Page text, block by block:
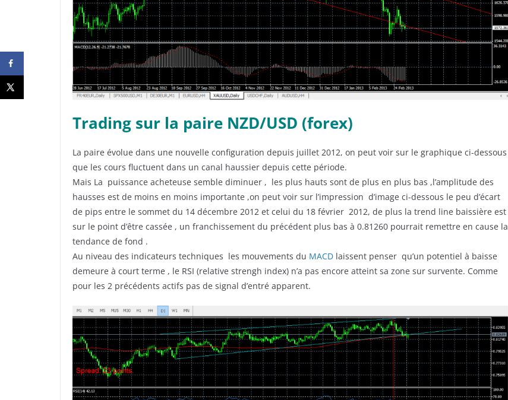
Trading sur la paire NZD/USD (forex)
La paire évolue dans une nouvelle configuration depuis juillet 2012, on peut voir sur le graphique ci-dessous
que les cours fluctuent dans un canal haussier depuis cette période.
Mais La puissance acheteuse semble diminuer , les plus hauts sont de plus en plus bas ,l’amplitude des
hausses est de moins en moins importante ,on peut voir sur l’impression d’image ci-dessous le peu d’écart
de pips entre le sommet du 14 décembre 2012 et celui du 18 février 2012, de plus la trend line baissière est
sur le point d’être cassée , un franchissement du précédent plus bas à 0.81260 pourrait remettre en cause la
tendance de fond .
Au niveau des indicateurs techniques les mouvements du MACD laissent penser qu’un potentiel à baisse
demeure à court terme , le RSI (relative strengh index) n’a pas encore atteint sa zone sur survente. Comme
pour les 2 précédents actifs pas de signal d’entré apparent.